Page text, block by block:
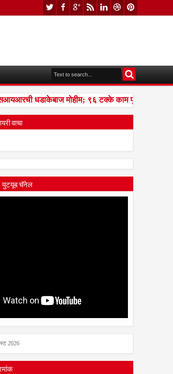
धडाकेबाज मोहीम; ९६ टक्के काम पूर्ण, बीएलओंना
वाचा
युटयूब चॅनेल
2026